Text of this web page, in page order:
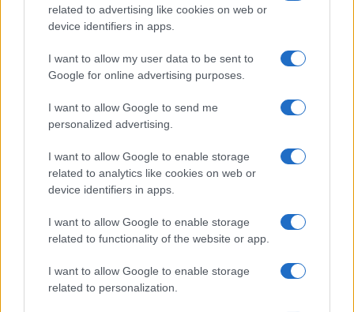
related to advertising like cookies on web or
device identifiers in apps.
I want to allow my user data to be sent to
Google for online advertising purposes.
I want to allow Google to send me
personalized advertising.
I want to allow Google to enable storage
related to analytics like cookies on web or
device identifiers in apps.
I want to allow Google to enable storage
related to functionality of the website or app.
I want to allow Google to enable storage
related to personalization.
„Magyar Péter egy jó ember” – Donald
Trump is megszólalt Orbánék
veresége után